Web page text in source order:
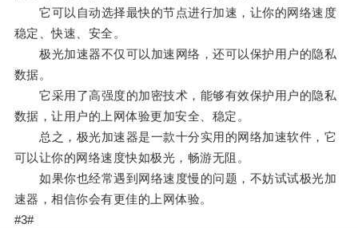
它可以自动选择最快的节点进行加速，让你的网络速度
稳定、快速、安全。
极光加速器不仅可以加速网络，还可以保护用户的隐私
数据。
它采用了高强度的加密技术，能够有效保护用户的隐私
数据，让用户的上网体验更加安全、稳定。
总之，极光加速器是一款十分实用的网络加速软件，它
可以让你的网络速度快如极光，畅游无阻。
如果你也经常遇到网络速度慢的问题，不妨试试极光加
速器，相信你会有更佳的上网体验。
#3#